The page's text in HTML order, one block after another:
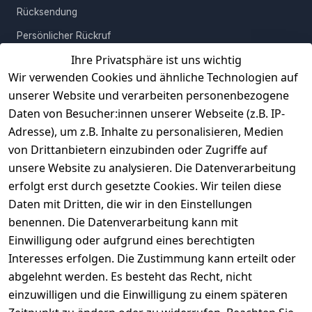
Ihre Privatsphäre ist uns wichtig
Wir verwenden Cookies und ähnliche Technologien auf
unserer Website und verarbeiten personenbezogene
Daten von Besucher:innen unserer Webseite (z.B. IP-
Adresse), um z.B. Inhalte zu personalisieren, Medien
von Drittanbietern einzubinden oder Zugriffe auf
unsere Website zu analysieren. Die Datenverarbeitung
erfolgt erst durch gesetzte Cookies. Wir teilen diese
Daten mit Dritten, die wir in den Einstellungen
benennen. Die Datenverarbeitung kann mit
Einwilligung oder aufgrund eines berechtigten
Interesses erfolgen. Die Zustimmung kann erteilt oder
abgelehnt werden. Es besteht das Recht, nicht
einzuwilligen und die Einwilligung zu einem späteren
Rücksendung
Persönlicher Rückruf
Erfahrungen
Vertrag widerrufen
INFORMATIONEN
Widerrufsrecht
Datenschutz
Unser Unternehmen
Charity & Wohltätigkeit